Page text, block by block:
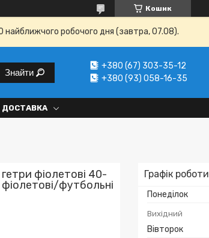
Кошик
найближчого робочого дня (завтра, 07.08).
Знайти
+380 (67) 303-35-12
+380 (93) 058-16-35
ДОСТАВКА
Графік роботи
Понеділок
Вихідний
Вівторок
фіолетові 40-
футбольні